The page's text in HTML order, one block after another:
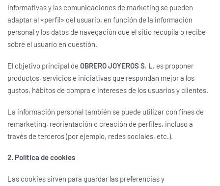
informativas y las comunicaciones de marketing se pueden
adaptar al «perfil» del usuario, en función de la información
personal y los datos de navegación que el sitio recopila o recibe
sobre el usuario en cuestión.
El objetivo principal de OBRERO JOYEROS S. L. es proponer
productos, servicios e iniciativas que respondan mejor a los
gustos, hábitos de compra e intereses de los usuarios y clientes.
La información personal también se puede utilizar con fines de
remarketing, reorientación o creación de perfiles, incluso a
través de terceros (por ejemplo, redes sociales, etc.).
2. Política de cookies
Las cookies sirven para guardar las preferencias y